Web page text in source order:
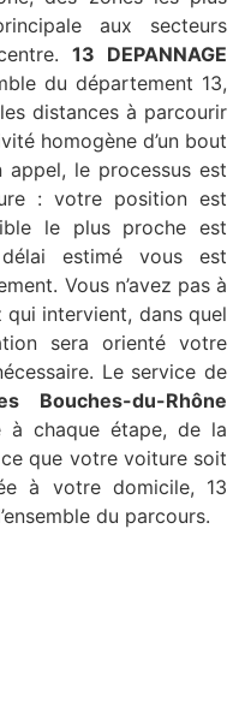
aux secteurs
13 DEPANNAGE
du département 13,
distances à parcourir
homogène d’un bout
appel, le processus est
: votre position est
le plus proche est
estimé vous est
Vous n’avez pas à
qui intervient, dans quel
sera orienté votre
Le service de
Bouches-du-Rhône
à chaque étape, de la
que votre voiture soit
à votre domicile, 13
du parcours.